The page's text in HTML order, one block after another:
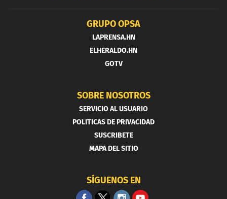
GRUPO OPSA
LAPRENSA.HN
ELHERALDO.HN
GOTV
SOBRE NOSOTROS
SERVICIO AL USUARIO
POLITICAS DE PRIVACIDAD
SUSCRIBETE
MAPA DEL SITIO
SÍGUENOS EN